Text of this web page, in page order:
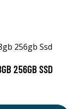
256GB SSD